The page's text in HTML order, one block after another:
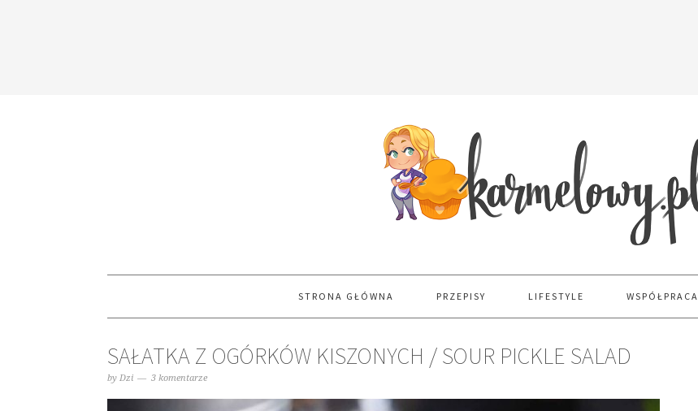
STRONA GŁÓWNA PRZEPISY LIFESTYLE WSPÓŁPRACA
SAŁATKA Z OGÓRKÓW KISZONYCH / SOUR PICKLE SALAD
by Dzi 3 komentarze